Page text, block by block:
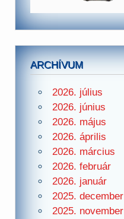
ARCHÍVUM
2026. július
2026. június
2026. május
2026. április
2026. március
2026. február
2026. január
2025. december
2025. november